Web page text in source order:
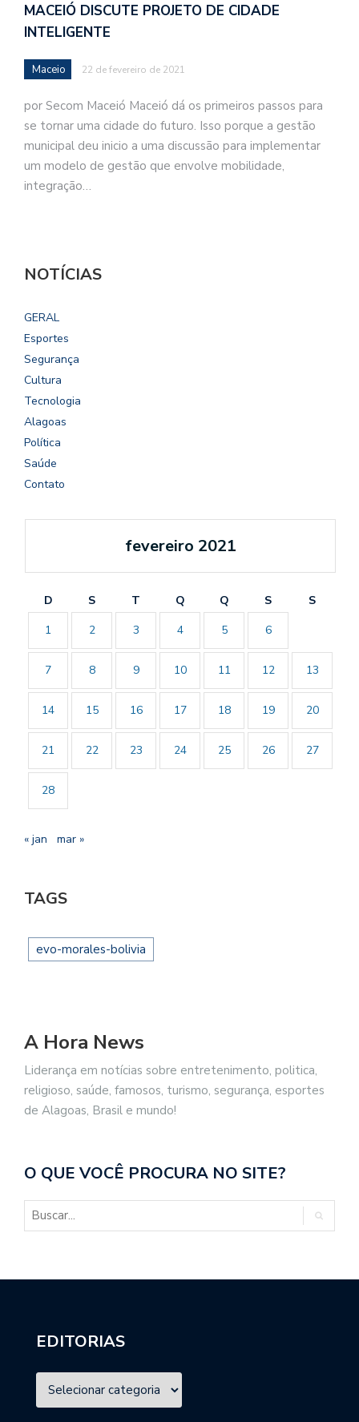
MACEIÓ DISCUTE PROJETO DE CIDADE
INTELIGENTE
Maceio 22 de fevereiro de 2021
por Secom Maceió Maceió dá os primeiros passos para
se tornar uma cidade do futuro. Isso porque a gestão
municipal deu inicio a uma discussão para implementar
um modelo de gestão que envolve mobilidade,
integração…
NOTÍCIAS
GERAL
Esportes
Segurança
Cultura
Tecnologia
Alagoas
Política
Saúde
Contato
fevereiro 2021
D S T Q Q S
S
1
2 3 4 5 6
7 8 9 10 11 12 13
14 15 16 17 18 19 20
21 22 23 24 25 26 27
28
« jan mar »
TAGS
evo-morales-bolivia
A Hora News
Liderança em notícias sobre entretenimento, politica,
religioso, saúde, famosos, turismo, segurança, esportes
de Alagoas, Brasil e mundo!
O QUE VOCÊ PROCURA NO SITE?
EDITORIAS